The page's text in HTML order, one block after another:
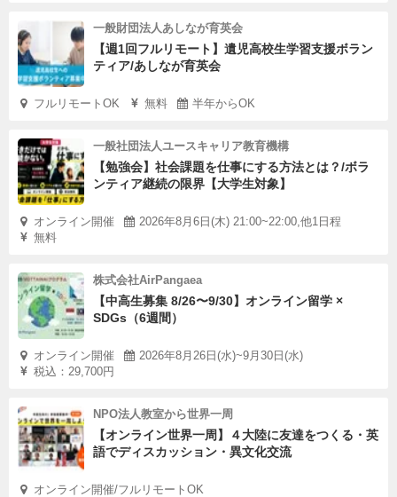
一般財団法人あしなが育英会
【週1回フルリモート】遺児高校生学習支援ボラン
ティア/あしなが育英会
フルリモートOK 無料 半年からOK
一般社団法人ユースキャリア教育機構
【勉強会】社会課題を仕事にする方法とは？/ボラ
ンティア継続の限界【大学生対象】
オンライン開催
2026年8月6日(木) 21:00~22:00,他1日程
無料
株式会社AirPangaea
【中高生募集 8/26〜9/30】オンライン留学 ×
SDGs（6週間）
オンライン開催
2026年8月26日(水)~9月30日(水)
税込：29,700円
NPO法人教室から世界一周
【オンライン世界一周】４大陸に友達をつくる・英
語でディスカッション・異文化交流
オンライン開催/フルリモートOK